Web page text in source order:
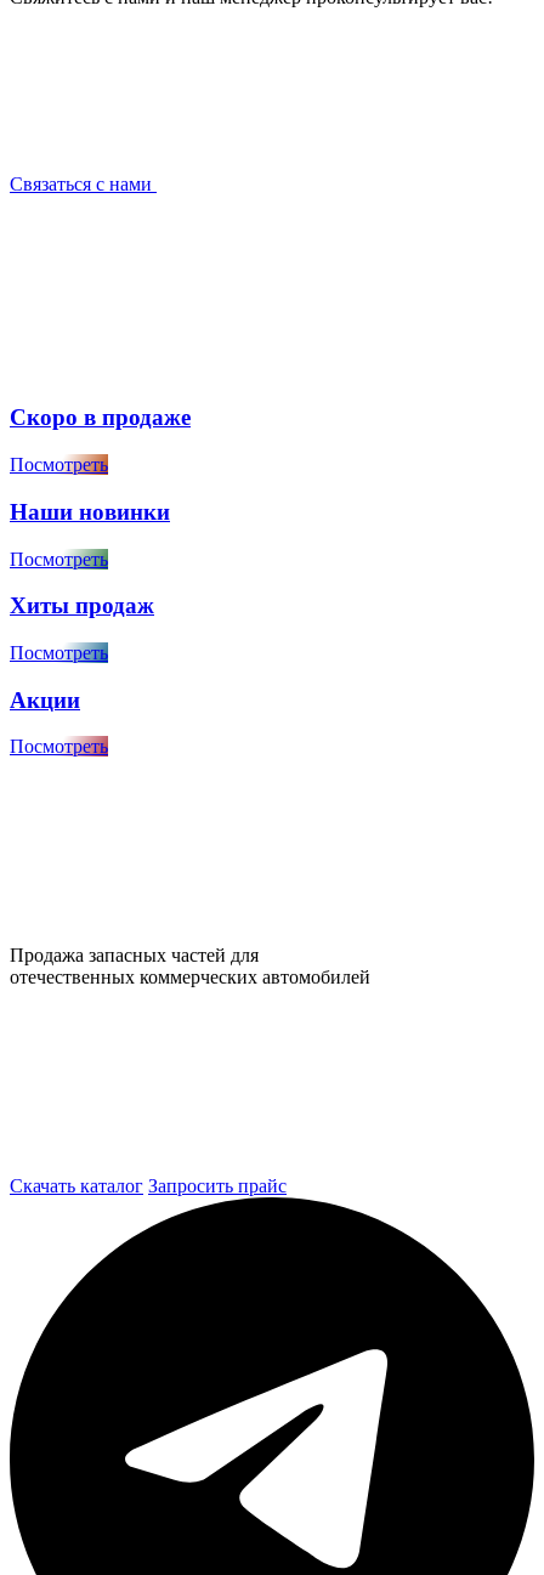
Связаться с нами
Скоро в продаже
Посмотреть
Наши новинки
Посмотреть
Хиты продаж
Посмотреть
Акции
Посмотреть
Продажа запасных частей для
отечественных коммерческих автомобилей
Скачать каталог Запросить прайс